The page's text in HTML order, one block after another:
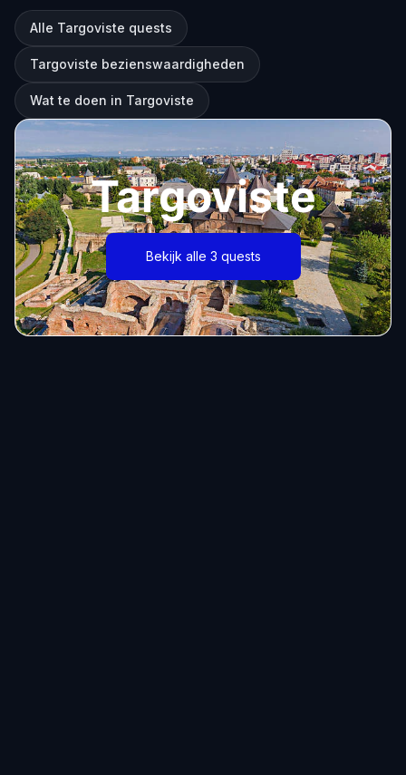
Alle Targoviste quests
Targoviste bezienswaardigheden
Wat te doen in Targoviste
Targoviste
Bekijk alle 3 quests